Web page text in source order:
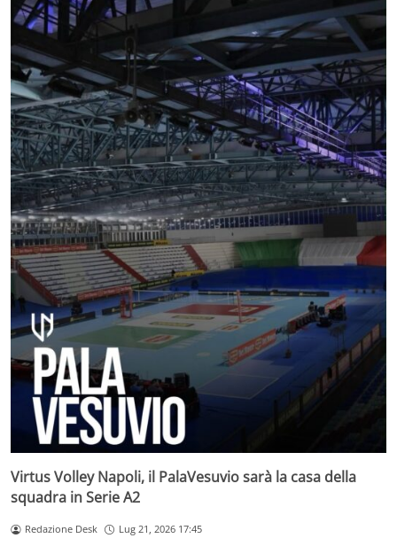
Virtus Volley Napoli, il PalaVesuvio sarà la casa della
squadra in Serie A2
Redazione Desk Lug 21, 2026 17:45